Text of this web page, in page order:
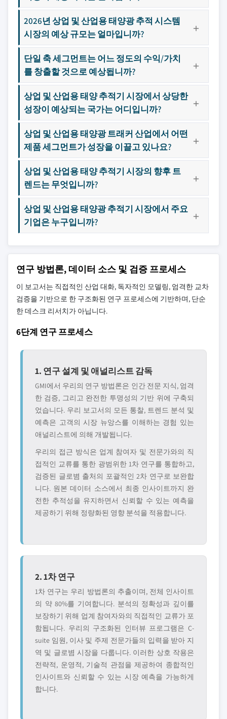
2026년 상업 및 산업용 태양광 추적 시스템
시장의 예상 규모는 얼마입니까?
단일 축 세그먼트는 어느 정도의 수익/가치
를 창출할 것으로 예상됩니까?
상업 및 산업용 태양 추적기 시장에서 상당한
성장이 예상되는 국가는 어디입니까?
상업 및 산업용 태양광 트래커 산업에서 어떤
제품 세그먼트가 성장을 이끌고 있나요?
상업 및 산업용 태양 추적기 시장의 향후 트
렌드는 무엇입니까?
상업 및 산업용 태양광 추적기 시장에서 주요
기업은 누구입니까?
연구 방법론, 데이터 소스 및 검증 프로세스
이 보고서는 직접적인 산업 대화, 독자적인 모델링, 엄격한 교차
검증을 기반으로 한 구조화된 연구 프로세스에 기반하며, 단순
한 데스크 리서치가 아닙니다.
6단계 연구 프로세스
1. 연구 설계 및 애널리스트 감독
GMI에서 우리의 연구 방법론은 인간 전문 지식, 엄격
한 검증, 그리고 완전한 투명성의 기반 위에 구축되
었습니다. 우리 보고서의 모든 통찰, 트렌드 분석 및
예측은 고객의 시장 뉴앙스를 이해하는 경험 있는
애널리스트에 의해 개발됩니다.
우리의 접근 방식은 업계 참여자 및 전문가와의 직
접적인 교류를 통한 광범위한 1차 연구를 통합하고,
검증된 글로볌 출처의 포괄적인 2차 연구로 보완합
니다. 원본 데이터 소스에서 최종 인사이트까지 완
전한 추적성을 유지하면서 신뢰할 수 있는 예측을
제공하기 위해 정량화된 영향 분석을 적용합니다.
2. 1차 연구
1차 연구는 우리 방법론의 추출이며, 전체 인사이트
의 약 80%를 기여합니다. 분석의 정확성과 깊이를
보장하기 위해 업계 참여자와의 직접적인 교류가 포
함됩니다. 우리의 구조화된 인터뷰 프로그램은 C-
suite 임원, 이사 및 주제 전문가들의 입력을 받아 지
역 및 글로볌 시장을 다룹니다. 이러한 상호 작용은
전략적, 운영적, 기술적 관점을 제공하여 종합적인
인사이트와 신뢰할 수 있는 시장 예측을 가능하게
합니다.